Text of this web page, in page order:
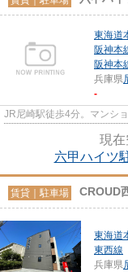
東海道
阪神本
阪神本
兵庫県
-
JR尼崎駅徒歩4分。マンシ
現在
六甲ハイツ
賃貸｜駐車場 CROUD
東海道
東西線
兵庫県